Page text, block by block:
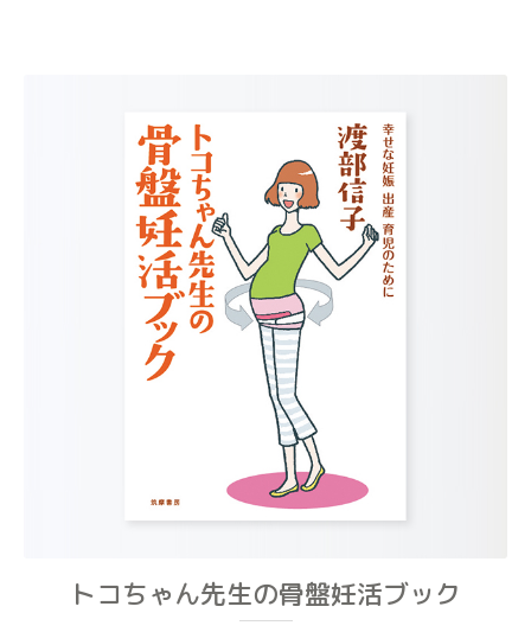
トコちゃん先生の骨盤妊活ブック